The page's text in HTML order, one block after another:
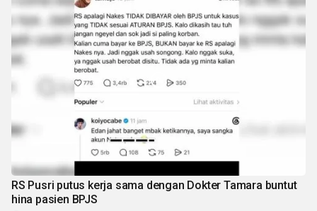
RS Pusri putus kerja sama dengan Dokter Tamara buntut
hina pasien BPJS